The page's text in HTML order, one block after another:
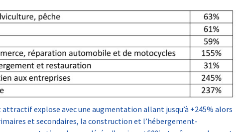
explose avec une augmentation allant jusqu’à +245% alors
et secondaires, la construction et l’hébergement-